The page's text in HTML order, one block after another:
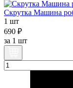
Скрутка Машина
1 шт
690 ₽
за 1 шт